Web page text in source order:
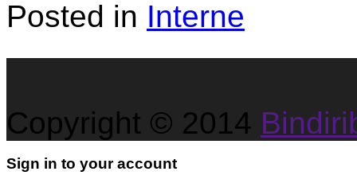
Posted in Interne
Copyright © 2014
Sign in to your account